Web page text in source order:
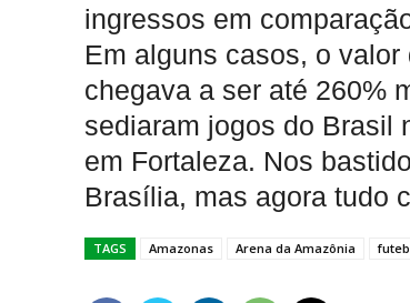
ingressos em
Em alguns casos, o
chegava a ser até 260%
sediaram jogos do Brasil
em Fortaleza. Nos
Brasília, mas agora tudo
TAGS Amazonas Arena da Amazônia